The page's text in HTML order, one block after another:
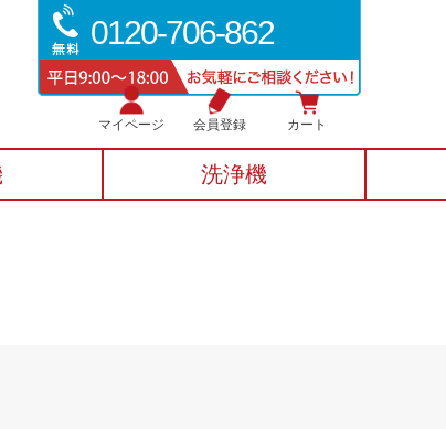
0120-706-862
マイページ 会員登録 カート
洗浄機